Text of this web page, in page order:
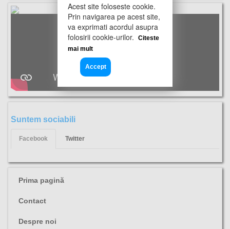
Suntem sociabili
Facebook Twitter
Prima pagină
Contact
Despre noi
Acest site foloseste cookie.
Prin navigarea pe acest site,
va exprimati acordul asupra
folosirii cookie-urilor.
Citeste
mai mult
Accept